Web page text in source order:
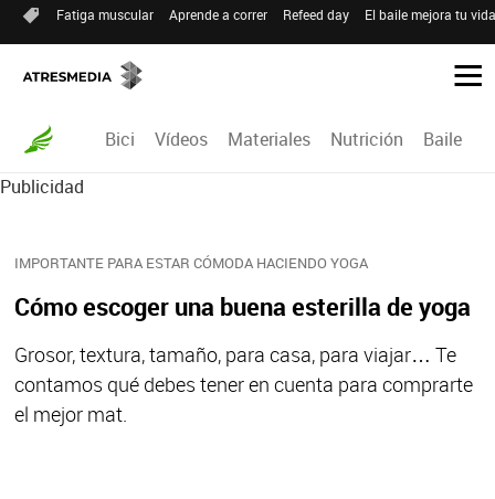
Fatiga muscular Aprende a correr Refeed day El baile mejora tu
Bici Vídeos Materiales Nutrición Baile
Publicidad
IMPORTANTE PARA ESTAR CÓMODA HACIENDO YOGA
Cómo escoger una buena esterilla de yoga
Grosor, textura, tamaño, para casa, para viajar… Te
contamos qué debes tener en cuenta para comprarte
el mejor mat.